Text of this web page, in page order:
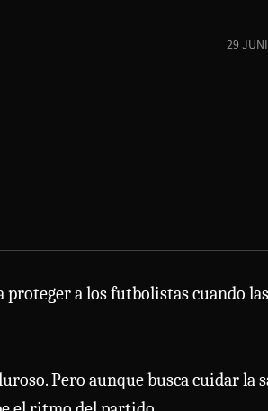
29
proteger a los futbolistas cuando las
Pero aunque busca cuidar la